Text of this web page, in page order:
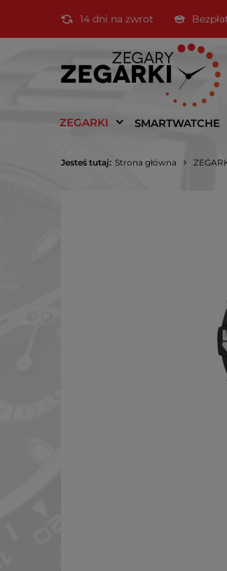
14 dni na zwrot
ZEGARKI SMARTWATCHE
Jesteś tutaj: Strona główna